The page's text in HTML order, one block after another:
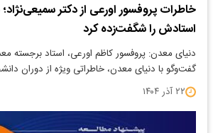
خاطرات پروفسور اورعی از دکتر
استادش را شگفت‌زده کرد
دنیای معدن: پروفسور کاظم اورعی، استاد برجسته
گفت‌وگو با دنیای معدن، خاطراتی ویژه از دوران
۲۲ آذر ۱۴۰۴